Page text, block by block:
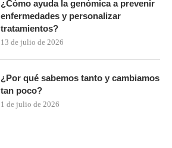
¿Cómo ayuda la genómica a prevenir
enfermedades y personalizar
tratamientos?
13 de julio de 2026
¿Por qué sabemos tanto y cambiamos
tan poco?
1 de julio de 2026